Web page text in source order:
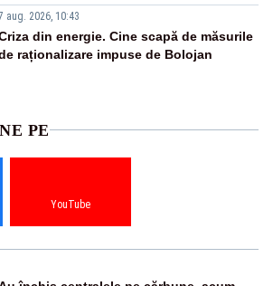
aug. 2026, 10:43
din energie. Cine scapă de măsurile
raționalizare impuse de Bolojan
PE
YouTube